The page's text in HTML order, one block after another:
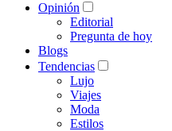
Opinión
Editorial
Pregunta de hoy
Blogs
Tendencias
Lujo
Viajes
Moda
Estilos